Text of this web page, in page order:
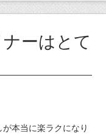
ーはとて
本当に楽ラクになり